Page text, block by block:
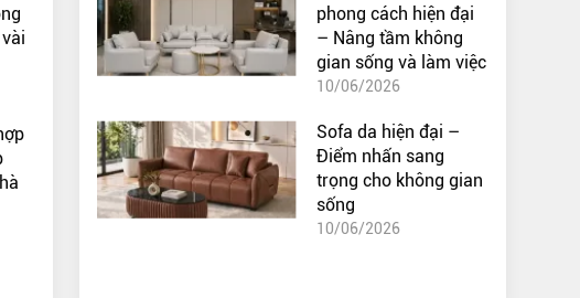
phong cách hiện đại
– Nâng tầm không
gian sống và làm việc
10/06/2026
Sofa da hiện đại –
Điểm nhấn sang
trọng cho không gian
sống
10/06/2026